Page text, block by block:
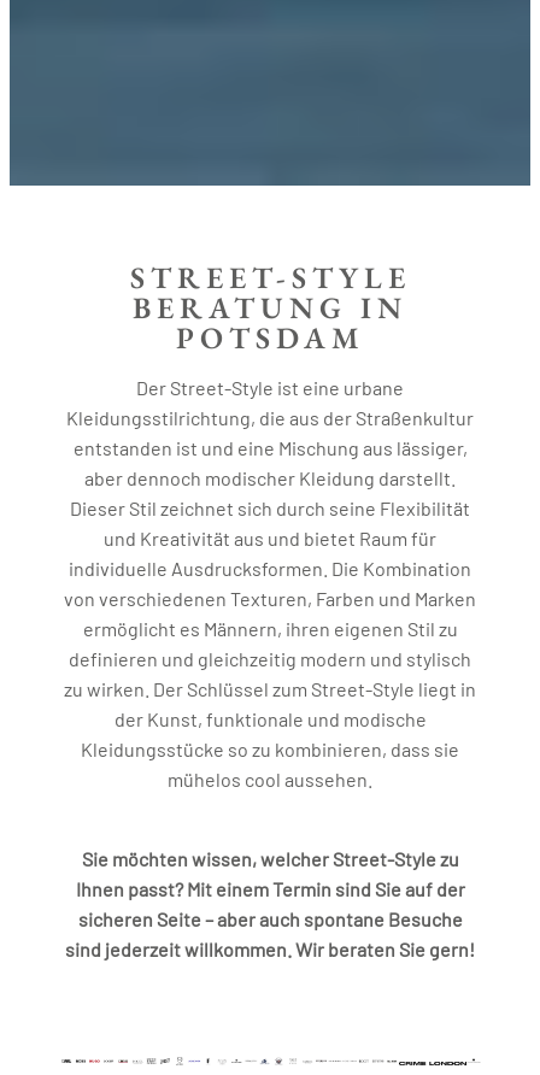
STREET-STYLE
BERATUNG IN
POTSDAM
Der Street-Style ist eine urbane
Kleidungsstilrichtung, die aus der Straßenkultur
entstanden ist und eine Mischung aus lässiger,
aber dennoch modischer Kleidung darstellt.
Dieser Stil zeichnet sich durch seine Flexibilität
und Kreativität aus und bietet Raum für
individuelle Ausdrucksformen. Die Kombination
von verschiedenen Texturen, Farben und Marken
ermöglicht es Männern, ihren eigenen Stil zu
definieren und gleichzeitig modern und stylisch
zu wirken. Der Schlüssel zum Street-Style liegt in
der Kunst, funktionale und modische
Kleidungsstücke so zu kombinieren, dass sie
mühelos cool aussehen.
Sie möchten wissen, welcher Street-Style zu
Ihnen passt? Mit einem Termin sind Sie auf der
sicheren Seite – aber auch spontane Besuche
sind jederzeit willkommen. Wir beraten Sie gern!